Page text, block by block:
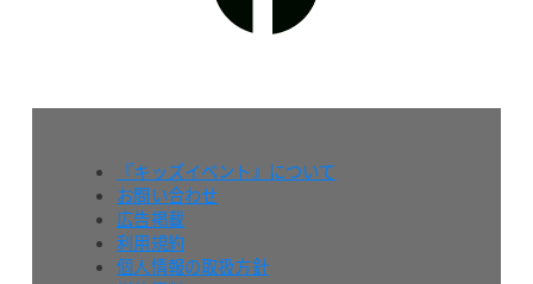
『キッズイベント』について
お問い合わせ
広告掲載
利用規約
個人情報の取扱方針